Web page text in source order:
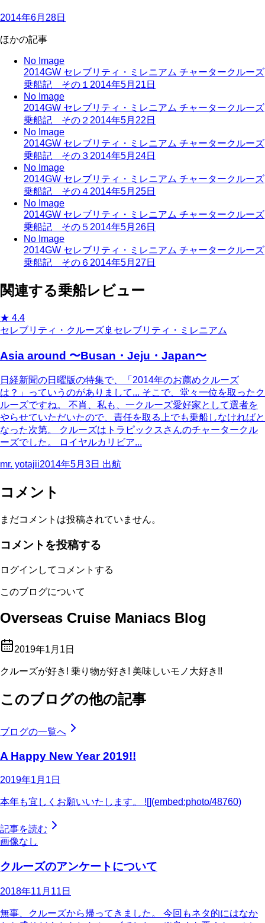
2014年6月28日
ほかの記事
No Image
2014GW セレブリティ・ミレニアム チャータークルーズ
乗船記 その１ 2014年5月21日
No Image
2014GW セレブリティ・ミレニアム チャータークルーズ
乗船記 その２ 2014年5月22日
No Image
2014GW セレブリティ・ミレニアム チャータークルーズ
乗船記 その３ 2014年5月24日
No Image
2014GW セレブリティ・ミレニアム チャータークルーズ
乗船記 その４ 2014年5月25日
No Image
2014GW セレブリティ・ミレニアム チャータークルーズ
乗船記 その５ 2014年5月26日
No Image
2014GW セレブリティ・ミレニアム チャータークルーズ
乗船記 その６ 2014年5月27日
関連する乗船レビュー
★ 4.4
セレブリティ・クルーズ🚢 セレブリティ・ミレニアム
Asia around 〜Busan・Jeju・Japan〜
日経新聞の日曜版の特集で、「2014年のお薦めクルーズ
は？」っていうのがありまして... そこで、堂々一位を取ったク
ルーズですね。 不肖、私も、一クルーズ愛好家として選者を
やらせていただいたので、責任を取る上でも乗船しなければと
なった次第。 クルーズはトラピックスさんのチャータークル
ーズでした。 ロイヤルカリビア...
mr. yotajii2014年5月3日 出航
コメント
まだコメントは投稿されていません。
コメントを投稿する
ログインしてコメントする
このブログについて
Overseas Cruise Maniacs Blog
2019年1月1日
クルーズが好き! 乗り物が好き! 美味しいモノ大好き!!
このブログの他の記事
ブログの一覧へ
A Happy New Year 2019!!
2019年1月1日
本年も宜しくお願いいたします。 ![](embed:photo/48760)
記事を読む
画像なし
クルーズのアンケートについて
2018年11月11日
無事、クルーズから帰ってきました。 今回もネタ的にはなか